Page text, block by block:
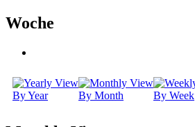
Woche
By Year By Month By Week